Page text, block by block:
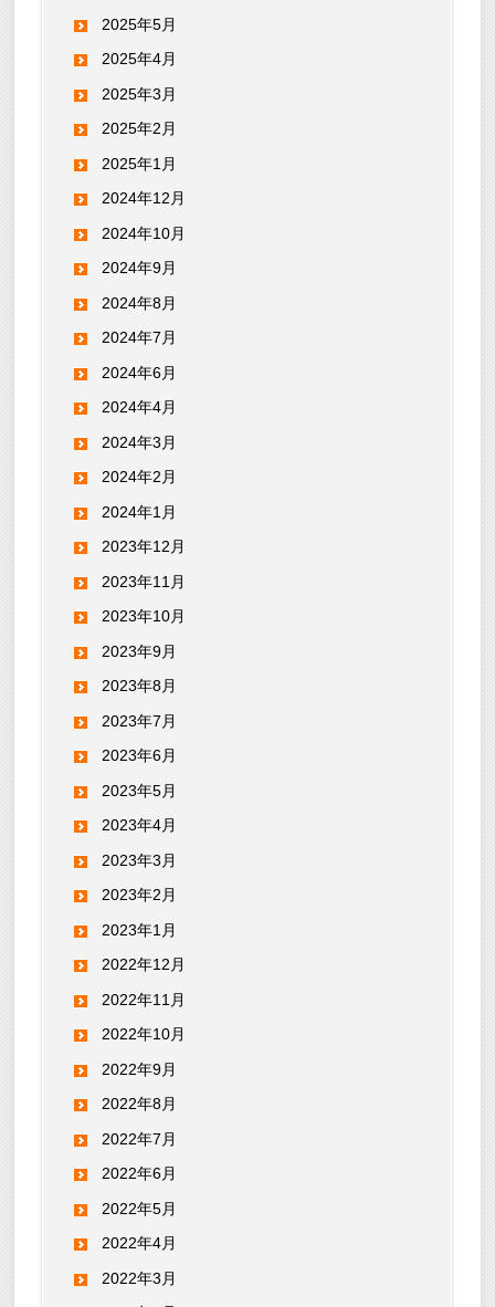
2025年5月
2025年4月
2025年3月
2025年2月
2025年1月
2024年12月
2024年10月
2024年9月
2024年8月
2024年7月
2024年6月
2024年4月
2024年3月
2024年2月
2024年1月
2023年12月
2023年11月
2023年10月
2023年9月
2023年8月
2023年7月
2023年6月
2023年5月
2023年4月
2023年3月
2023年2月
2023年1月
2022年12月
2022年11月
2022年10月
2022年9月
2022年8月
2022年7月
2022年6月
2022年5月
2022年4月
2022年3月